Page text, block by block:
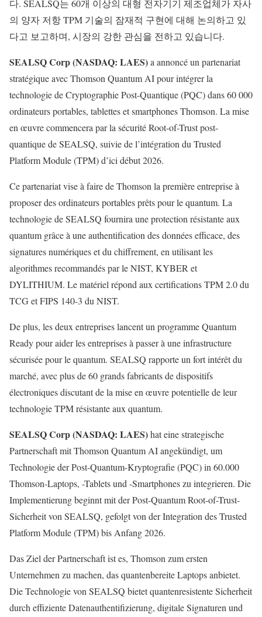
다. SEALSQ는 60개 이상의 대형 전자기기 제조업체가 자사
의 양자 저항 TPM 기술의 잠재적 구현에 대해 논의하고 있
다고 보고하며, 시장의 강한 관심을 전하고 있습니다.
SEALSQ Corp (NASDAQ: LAES)a annoncé un partenariat
stratégique avec Thomson Quantum AI pour intégrer la
technologie de Cryptographie Post-Quantique (PQC) dans 60 000
ordinateurs portables, tablettes et smartphones Thomson. La mise
en œuvre commencera par la sécurité Root-of-Trust post-
quantique de SEALSQ, suivie de l’intégration du Trusted
Platform Module (TPM) d’ici début 2026.
Ce partenariat vise à faire de Thomson la première entreprise à
proposer des ordinateurs portables prêts pour le quantum. La
technologie de SEALSQ fournira une protection résistante aux
quantum grâce à une authentification des données efficace, des
signatures numériques et du chiffrement, en utilisant les
algorithmes recommandés par le NIST, KYBER et
DYLITHIUM. Le matériel répond aux certifications TPM 2.0 du
TCG et FIPS 140-3 du NIST.
De plus, les deux entreprises lancent un programme Quantum
Ready pour aider les entreprises à passer à une infrastructure
sécurisée pour le quantum. SEALSQ rapporte un fort intérêt du
marché, avec plus de 60 grands fabricants de dispositifs
électroniques discutant de la mise en œuvre potentielle de leur
technologie TPM résistante aux quantum.
SEALSQ Corp (NASDAQ: LAES)hat eine strategische
Partnerschaft mit Thomson Quantum AI angekündigt, um
Technologie der Post-Quantum-Kryptografie (PQC) in 60.000
Thomson-Laptops, -Tablets und -Smartphones zu integrieren. Die
Implementierung beginnt mit der Post-Quantum Root-of-Trust-
Sicherheit von SEALSQ, gefolgt von der Integration des Trusted
Platform Module (TPM) bis Anfang 2026.
Das Ziel der Partnerschaft ist es, Thomson zum ersten
Unternehmen zu machen, das quantenbereite Laptops anbietet.
Die Technologie von SEALSQ bietet quantenresistente Sicherheit
durch effiziente Datenauthentifizierung, digitale Signaturen und